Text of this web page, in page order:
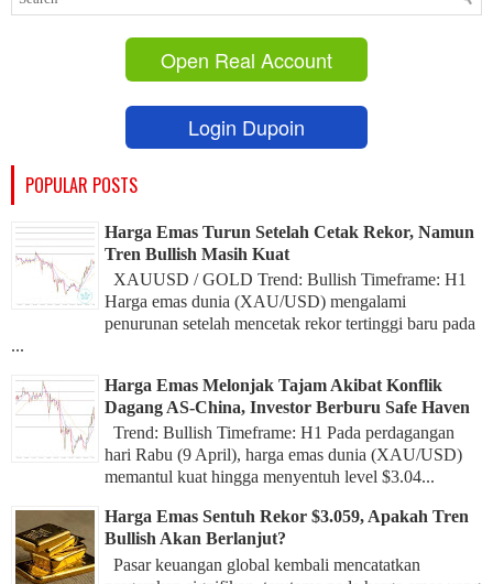
Open Real Account
Login Dupoin
POPULAR POSTS
Harga Emas Turun Setelah Cetak Rekor, Namun
Tren Bullish Masih Kuat
XAUUSD / GOLD Trend: Bullish Timeframe: H1
Harga emas dunia (XAU/USD) mengalami
penurunan setelah mencetak rekor tertinggi baru pada
...
Harga Emas Melonjak Tajam Akibat Konflik
Dagang AS-China, Investor Berburu Safe Haven
Trend: Bullish Timeframe: H1 Pada perdagangan
hari Rabu (9 April), harga emas dunia (XAU/USD)
memantul kuat hingga menyentuh level $3.04...
Harga Emas Sentuh Rekor $3.059, Apakah Tren
Bullish Akan Berlanjut?
Pasar keuangan global kembali mencatatkan